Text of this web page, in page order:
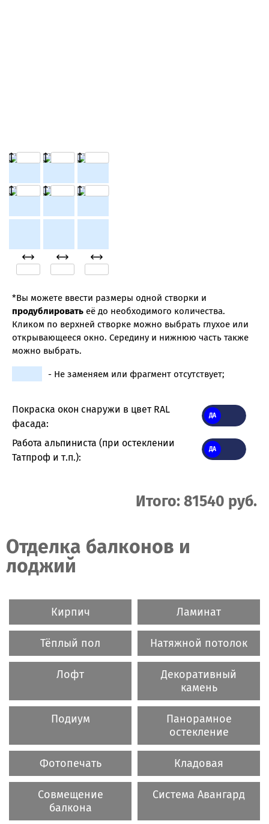
*Вы можете ввести размеры одной створки и
продублировать её до необходимого количества.
Кликом по верхней створке можно выбрать глухое или
открывающееся окно. Середину и нижнюю часть также
можно выбрать.
- Не заменяем или фрагмент отсутствует;
Покраска окон снаружи в цвет RAL
фасада:
Работа альпиниста (при остеклении
Татпроф и т.п.):
Итого: 81540 руб.
Отделка балконов и
лоджий
Кирпич Ламинат
Тёплый пол Натяжной потолок
Лофт
Декоративный
камень
Подиум
Панорамное
остекление
Фотопечать Кладовая
Совмещение
балкона
Система Авангард